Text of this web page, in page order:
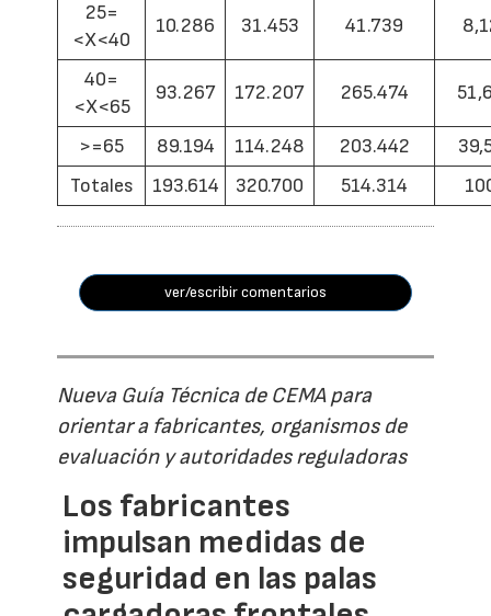
25=
<X<40
10.286 31.453 41.739
40=
<X<65
93.267 172.207 265.474
>=65 89.194 114.248 203.442
Totales
193.614 320.700 514.314
ver/escribir comentarios
Nueva Guía Técnica de CEMA para
orientar a fabricantes, organismos de
evaluación y autoridades reguladoras
Los fabricantes
impulsan medidas de
seguridad en las palas